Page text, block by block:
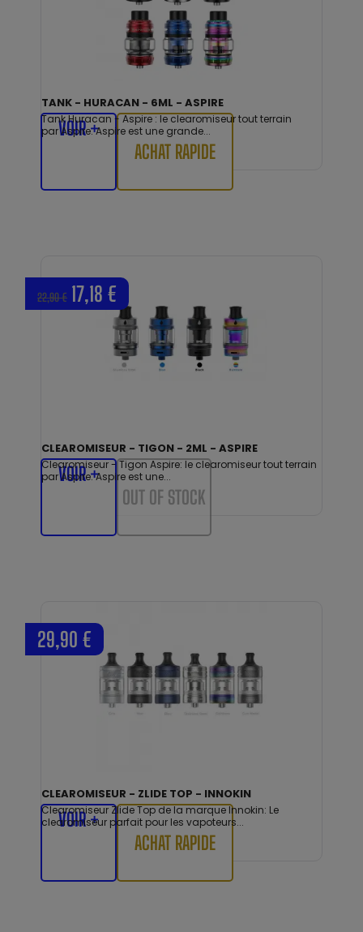
TANK - HURACAN - 6ML - ASPIRE
Tank Huracan - Aspire : le clearomiseur tout terrain
par Aspire. Aspire est une grande...
VOIR +
ACHAT RAPIDE
CLEAROMISEUR - TIGON - 2ML - ASPIRE
Clearomiseur - Tigon Aspire: le clearomiseur tout terrain
par Aspire. Aspire est une...
22,90 € 17,18 €
VOIR +
OUT OF STOCK
CLEAROMISEUR - ZLIDE TOP - INNOKIN
Clearomiseur Zlide Top de la marque Innokin: Le
clearomiseur parfait pour les vapoteurs...
29,90 €
VOIR +
ACHAT RAPIDE